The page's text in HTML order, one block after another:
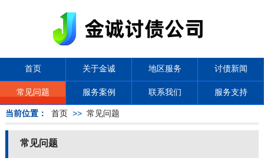
首页 关于金诚 地区服务 讨债新闻
常见问题 服务案例 联系我们 服务支持
当前位置： 首页 >> 常见问题
常见问题